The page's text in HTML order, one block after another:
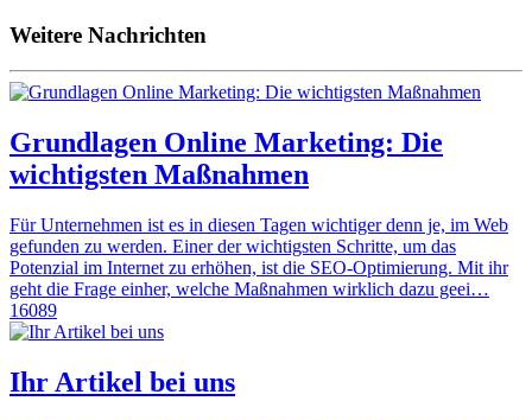
Weitere Nachrichten
Grundlagen Online Marketing: Die
wichtigsten Maßnahmen
Für Unternehmen ist es in diesen Tagen wichtiger denn je, im Web
gefunden zu werden. Einer der wichtigsten Schritte, um das
Potenzial im Internet zu erhöhen, ist die SEO-Optimierung. Mit ihr
geht die Frage einher, welche Maßnahmen wirklich dazu geei…
16089
Ihr Artikel bei uns